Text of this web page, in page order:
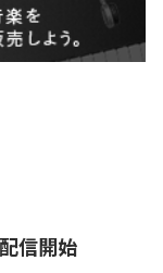
信開始